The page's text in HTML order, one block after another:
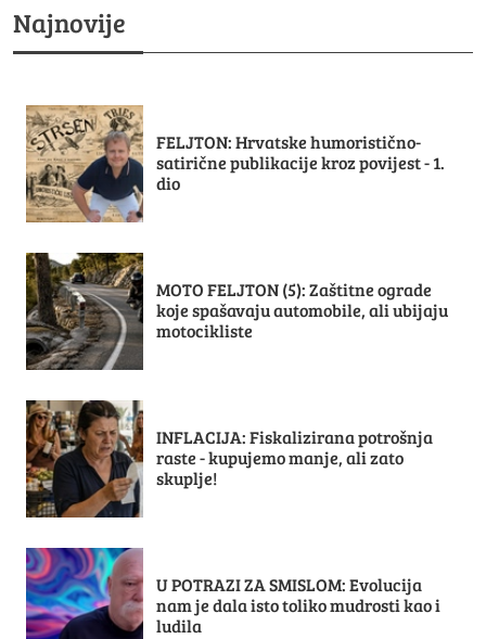
Najnovije
FELJTON: Hrvatske humoristično-
satirične publikacije kroz povijest - 1.
dio
MOTO FELJTON (5): Zaštitne ograde
koje spašavaju automobile, ali ubijaju
motocikliste
INFLACIJA: Fiskalizirana potrošnja
raste - kupujemo manje, ali zato
skuplje!
U POTRAZI ZA SMISLOM: Evolucija
nam je dala isto toliko mudrosti kao i
ludila